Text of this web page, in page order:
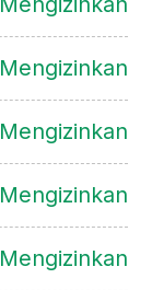
Mengizinkan
Mengizinkan
Mengizinkan
Mengizinkan